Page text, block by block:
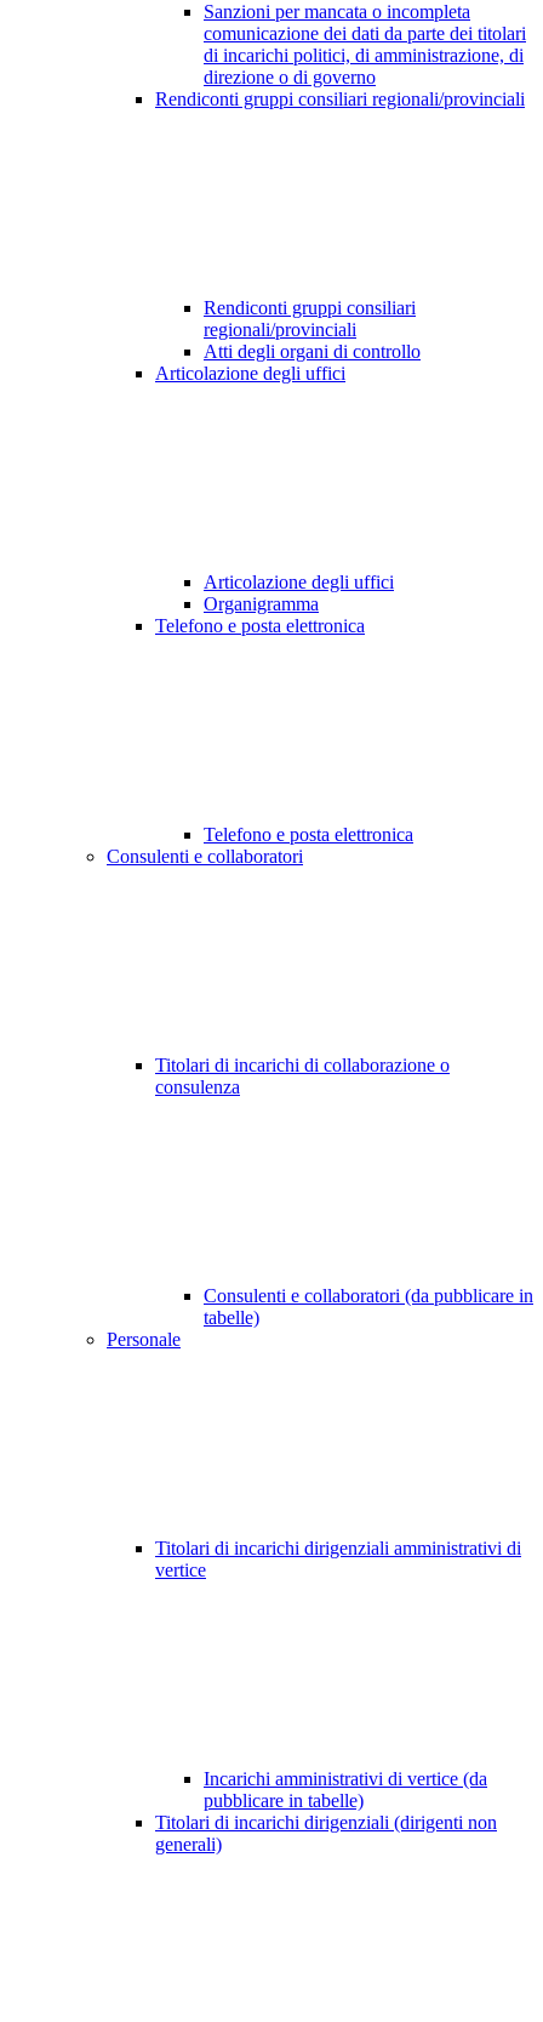
Sanzioni per mancata o incompleta
comunicazione dei dati da parte dei titolari
di incarichi politici, di amministrazione, di
direzione o di governo
Rendiconti gruppi consiliari regionali/provinciali
Rendiconti gruppi consiliari
regionali/provinciali
Atti degli organi di controllo
Articolazione degli uffici
Articolazione degli uffici
Organigramma
Telefono e posta elettronica
Telefono e posta elettronica
Consulenti e collaboratori
Titolari di incarichi di collaborazione o
consulenza
Consulenti e collaboratori (da pubblicare in
tabelle)
Personale
Titolari di incarichi dirigenziali amministrativi di
vertice
Incarichi amministrativi di vertice (da
pubblicare in tabelle)
Titolari di incarichi dirigenziali (dirigenti non
generali)